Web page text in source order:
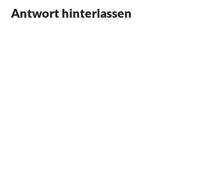
Antwort hinterlassen